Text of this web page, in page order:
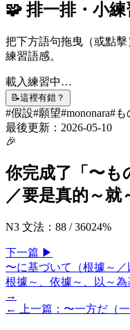
🧩 排一排・小練
把下方語句拖曳（或點
練習語感。
載入練習中…
📝這裡有錯？
#假設#願望#mononara#も
最後更新： 2026-05-10
🎉
你完成了「 〜も
／要是真的～就
N3 文法 ： 88 /36024%
下一篇 ▶
〜に基づいて（根據～／
根據～、依據～、以～為
→
← 上一篇 ： 〜一方だ（